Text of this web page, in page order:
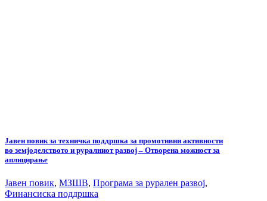
Јавен повик за техничка поддршка за промотивни активности
во земјоделството и руралниот развој – Отворена можност за
аплицирање
Јавен повик, МЗШВ, Програма за рурален развој,
Финансиска поддршка